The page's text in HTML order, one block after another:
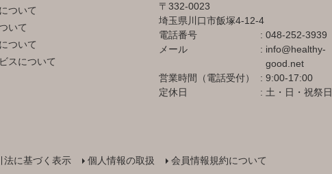
ついて
いて
ついて
スについて
332-0023
埼玉県川口市飯塚4-12-4
電話番号
048-252-3939
メール
info@healthy-
good.net
営業時間（電話受付）
9:00-17:00
定休日
土・日・祝祭日
法に基づく表示 個人情報の取扱 会員情報規約について